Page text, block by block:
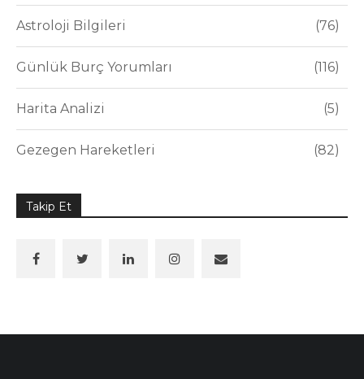
Astroloji Bilgileri 76
Günlük Burç Yorumları 116
Harita Analizi 5
Gezegen Hareketleri 82
Takip Et